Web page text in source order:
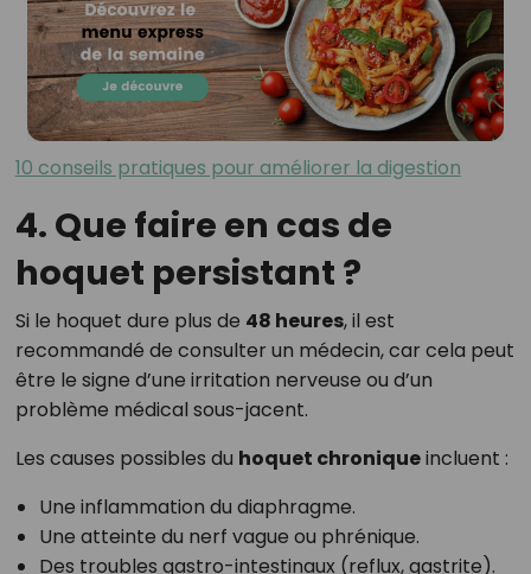
10 conseils pratiques pour améliorer la digestion
4. Que faire en cas de
hoquet persistant ?
Si le hoquet dure plus de 48 heures, il est
recommandé de consulter un médecin, car cela peut
être le signe d’une irritation nerveuse ou d’un
problème médical sous-jacent.
Les causes possibles du hoquet chroniqueincluent :
Une inflammation du diaphragme.
Une atteinte du nerf vague ou phrénique.
Des troubles gastro-intestinaux (reflux, gastrite).